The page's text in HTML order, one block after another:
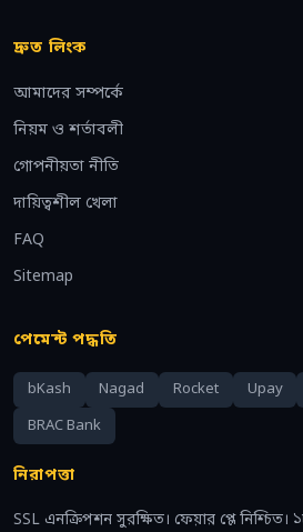
দ্রুত লিংক
আমাদের সম্পর্কে
নিয়ম ও শর্তাবলী
গোপনীয়তা নীতি
দায়িত্বশীল খেলা
FAQ
Sitemap
পেমেন্ট পদ্ধতি
bKash Nagad Rocket Upay
BRAC Bank
নিরাপত্তা
SSL এনক্রিপশন সুরক্ষিত। ফেয়ার প্লে নিশ্চিত।